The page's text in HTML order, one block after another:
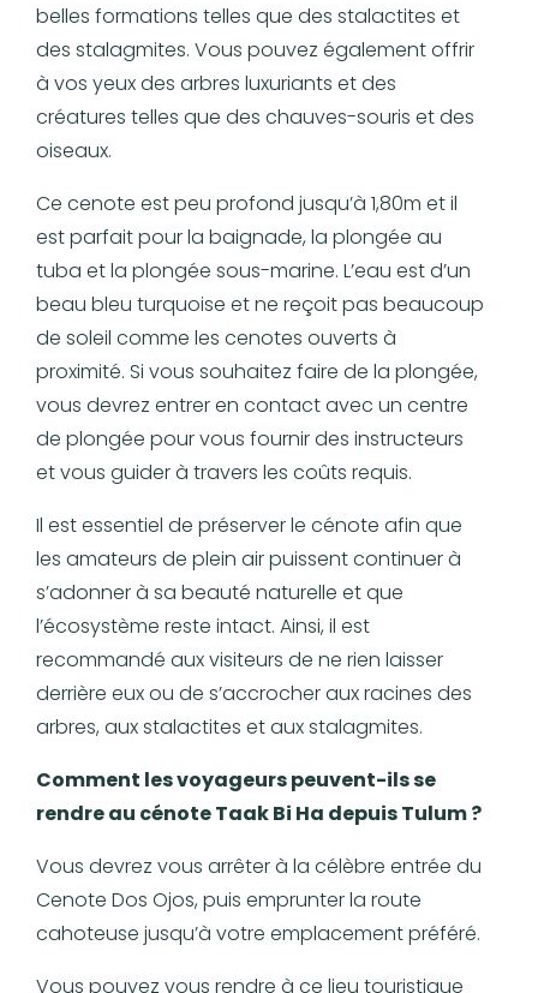
belles formations telles que des stalactites et
des stalagmites. Vous pouvez également offrir
à vos yeux des arbres luxuriants et des
créatures telles que des chauves-souris et des
oiseaux.
Ce cenote est peu profond jusqu’à 1,80m et il
est parfait pour la baignade, la plongée au
tuba et la plongée sous-marine. L’eau est d’un
beau bleu turquoise et ne reçoit pas beaucoup
de soleil comme les cenotes ouverts à
proximité. Si vous souhaitez faire de la plongée,
vous devrez entrer en contact avec un centre
de plongée pour vous fournir des instructeurs
et vous guider à travers les coûts requis.
Il est essentiel de préserver le cénote afin que
les amateurs de plein air puissent continuer à
s’adonner à sa beauté naturelle et que
l’écosystème reste intact. Ainsi, il est
recommandé aux visiteurs de ne rien laisser
derrière eux ou de s’accrocher aux racines des
arbres, aux stalactites et aux stalagmites.
Comment les voyageurs peuvent-ils se
rendre au cénote Taak Bi Ha depuis Tulum ?
Vous devrez vous arrêter à la célèbre entrée du
Cenote Dos Ojos, puis emprunter la route
cahoteuse jusqu’à votre emplacement préféré.
Vous pouvez vous rendre à ce lieu touristique